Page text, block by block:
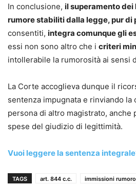
In conclusione, il superamento
rumore stabiliti dalla legge, pur di
consentiti, integra comunque gli
essi non sono altro che i criteri
intollerabile la rumorosità ai sensi
La Corte accoglieva dunque il
sentenza impugnata e rinviando la
persona di altro magistrato, anche
spese del giudizio di legittimità.
Vuoi leggere la sentenza
TAGS art. 844 c.c. immissioni